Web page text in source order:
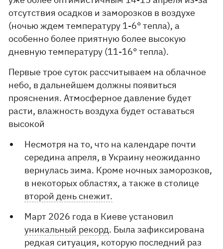
отсутствия осадков и заморозков в воздухе
(ночью ждем температуру 1-6° тепла), а
особенно более приятную более высокую
дневную температуру (11-16° тепла).
Первые трое суток рассчитываем на облачное
небо, в дальнейшем должны появиться
прояснения. Атмосферное давление будет
расти, влажность воздуха будет оставаться
высокой
Несмотря на то, что на календаре почти
середина апреля, в Украину неожиданно
вернулась зима. Кроме ночных заморозков,
в некоторых областях, а также в столице
второй день снежит.
Март 2026 года в Киеве установил
уникальный рекорд. Была зафиксирована
редкая ситуация, которую последний раз